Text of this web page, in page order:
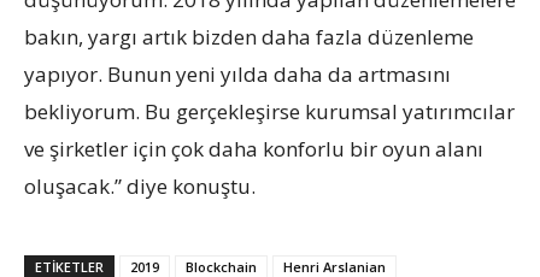
bakın, yargı artık bizden daha fazla düzenleme
yapıyor. Bunun yeni yılda daha da artmasını
bekliyorum. Bu gerçekleşirse kurumsal yatırımcılar
ve şirketler için çok daha konforlu bir oyun alanı
oluşacak.” diye konuştu.
ETIKETLER 2019 Blockchain Henri Arslanian